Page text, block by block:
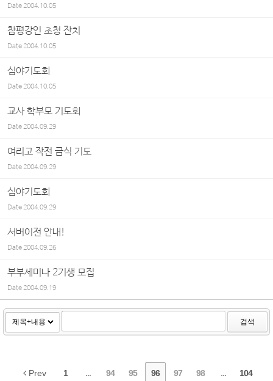
Date2004.10.05
참평강인 초청 잔치
Date2004.10.05
심야기도회
Date2004.10.05
교사 학부모 기도회
Date2004.09.29
여리고 작전 금식 기도
Date2004.09.29
심야기도회
Date2004.09.29
서버이전 안내!
Date2004.09.26
부부세미나 2기생 모집
Date2004.09.19
검색
Prev 1 ... 94 95 96 97 98 ... 104